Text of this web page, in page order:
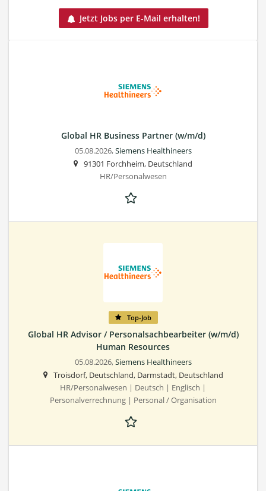
Jetzt Jobs per E-Mail erhalten!
Global HR Business Partner (w/m/d)
05.08.2026,Siemens Healthineers
91301 Forchheim, Deutschland
HR/Personalwesen
Top-Job
Global HR Advisor / Personalsachbearbeiter (w/m/d)
Human Resources
05.08.2026,Siemens Healthineers
Troisdorf, Deutschland, Darmstadt, Deutschland
HR/Personalwesen | Deutsch | Englisch |
Personalverrechnung | Personal / Organisation